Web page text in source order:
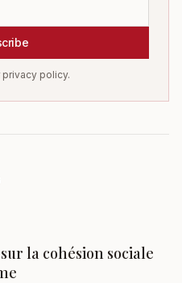
policy.
la cohésion sociale